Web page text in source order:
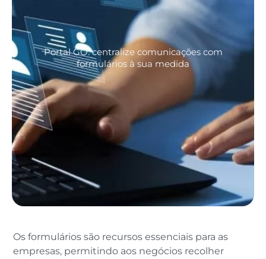
Portal GO: centralize comunicações com
formulários à sua medida
Os formulários são recursos essenciais para as
empresas, permitindo aos negócios recolher